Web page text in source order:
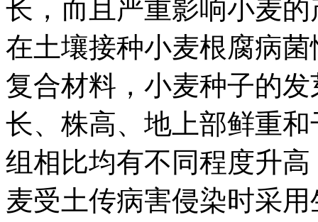
长，而且严重影响小麦
在土壤接种小麦根腐病
复合材料，小麦种子的
长、株高、地上部鲜重
组相比均有不同程度升
麦受土传病害侵染时采